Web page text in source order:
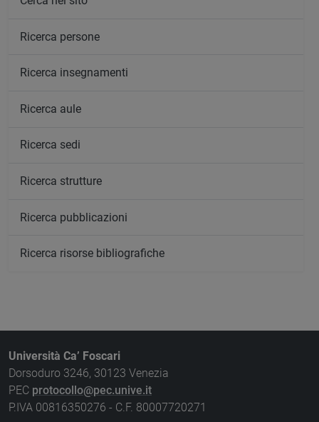
Ricerca persone
Ricerca insegnamenti
Ricerca aule
Ricerca sedi
Ricerca strutture
Ricerca pubblicazioni
Ricerca risorse bibliografiche
Università Ca’ Foscari
Dorsoduro 3246, 30123 Venezia
PEC protocollo@pec.unive.it
P.IVA 00816350276 - C.F. 80007720271